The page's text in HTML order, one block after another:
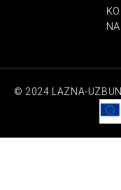
© 2024 LAZNA-